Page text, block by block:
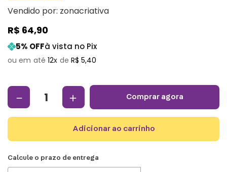
Vendido por: zonacriativa
R$ 64,90
5% OFFà vista no Pix
12 R$ 5,40
＋
－ comprar agora
adicionar ao carrinho